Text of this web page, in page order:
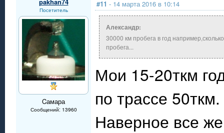
Посетитель
Cамара
Сообщений: 13960
#11 - 14 марта 2016 в 10:14
Александр:
30000 км пробега в год
пробега...
Мои 15-20ткм
по трассе 50ткм.
Наверное все